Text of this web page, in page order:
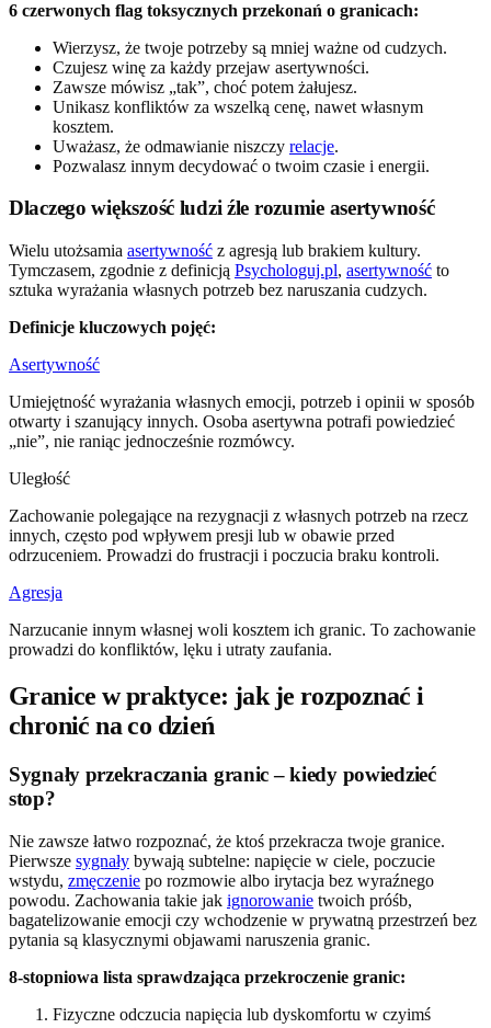
6 czerwonych flag toksycznych przekonań o granicach:
Wierzysz, że twoje potrzeby są mniej ważne od cudzych.
Czujesz winę za każdy przejaw asertywności.
Zawsze mówisz „tak”, choć potem żałujesz.
Unikasz konfliktów za wszelką cenę, nawet własnym
kosztem.
Uważasz, że odmawianie niszczy relacje.
Pozwalasz innym decydować o twoim czasie i energii.
Dlaczego większość ludzi źle rozumie asertywność
Wielu utożsamia asertywność z agresją lub brakiem kultury.
Tymczasem, zgodnie z definicją Psychologuj.pl, asertywność to
sztuka wyrażania własnych potrzeb bez naruszania cudzych.
Definicje kluczowych pojęć:
Asertywność
Umiejętność wyrażania własnych emocji, potrzeb i opinii w sposób
otwarty i szanujący innych. Osoba asertywna potrafi powiedzieć
„nie”, nie raniąc jednocześnie rozmówcy.
Uległość
Zachowanie polegające na rezygnacji z własnych potrzeb na rzecz
innych, często pod wpływem presji lub w obawie przed
odrzuceniem. Prowadzi do frustracji i poczucia braku kontroli.
Agresja
Narzucanie innym własnej woli kosztem ich granic. To zachowanie
prowadzi do konfliktów, lęku i utraty zaufania.
Granice w praktyce: jak je rozpoznać i
chronić na co dzień
Sygnały przekraczania granic – kiedy powiedzieć
stop?
Nie zawsze łatwo rozpoznać, że ktoś przekracza twoje granice.
Pierwsze sygnały bywają subtelne: napięcie w ciele, poczucie
wstydu, zmęczenie po rozmowie albo irytacja bez wyraźnego
powodu. Zachowania takie jak ignorowanie twoich próśb,
bagatelizowanie emocji czy wchodzenie w prywatną przestrzeń bez
pytania są klasycznymi objawami naruszenia granic.
8-stopniowa lista sprawdzająca przekroczenie granic:
Fizyczne odczucia napięcia lub dyskomfortu w czyimś